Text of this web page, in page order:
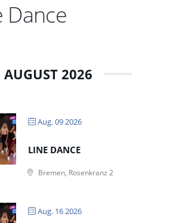
Dance
AUGUST 2026
Aug. 09 2026
LINE DANCE
Bremen, Rosenkranz 2
Aug. 16 2026